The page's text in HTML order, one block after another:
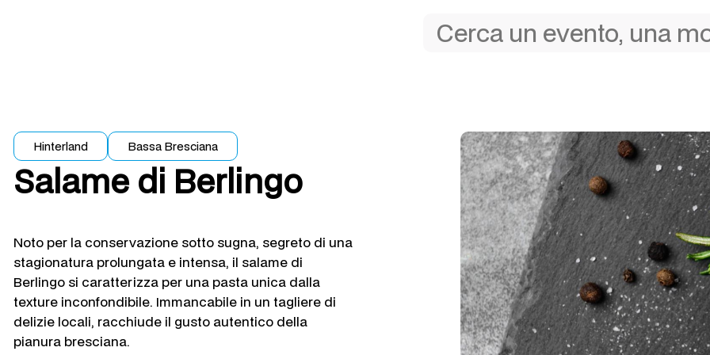
Hinterland Bassa Bresciana
Salame di Berlingo
Noto per la conservazione sotto sugna, segreto di una
stagionatura prolungata e intensa, il salame di
Berlingo si caratterizza per una pasta unica dalla
texture inconfondibile. Immancabile in un tagliere di
delizie locali, racchiude il gusto autentico della
pianura bresciana.